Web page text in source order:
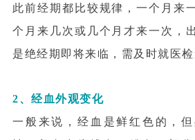
此前经期都比较规律，一个月来
个月来几次或几个月才来一次，
是绝经期即将来临，需及时就医检
2、经血外观变化
一般来说，经血是鲜红色的，